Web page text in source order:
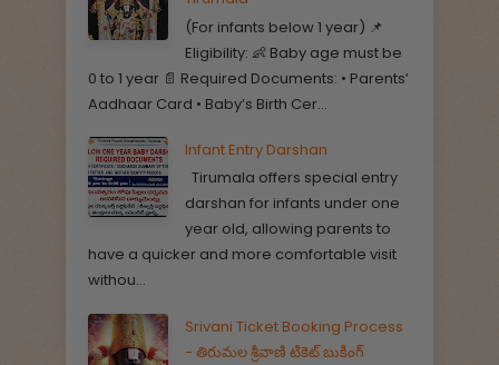
(For infants below 1 year) 📌
Eligibility: 👶 Baby age must be
0 to 1 year 📄 Required Documents: • Parents’
Aadhaar Card • Baby’s Birth Cer...
Infant Entry Darshan
Tirumala offers special entry
darshan for infants under one
year old, allowing parents to
have a quicker and more comfortable visit
withou...
Srivani Ticket Booking Process
- తిరుమల శ్రీవాణి టికెట్ బుకింగ్